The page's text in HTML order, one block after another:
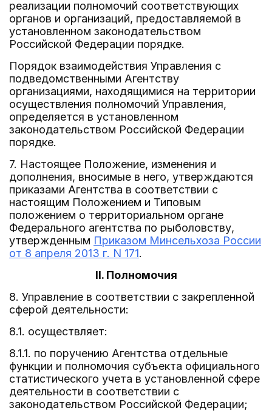
реализации полномочий соответствующих
органов и организаций, предоставляемой в
установленном законодательством
Российской Федерации порядке.
Порядок взаимодействия Управления с
подведомственными Агентству
организациями, находящимися на территории
осуществления полномочий Управления,
определяется в установленном
законодательством Российской Федерации
порядке.
7. Настоящее Положение, изменения и
дополнения, вносимые в него, утверждаются
приказами Агентства в соответствии с
настоящим Положением и Типовым
положением о территориальном органе
Федерального агентства по рыболовству,
утвержденным Приказом Минсельхоза России
от 8 апреля 2013 г. N 171.
II. Полномочия
8. Управление в соответствии с закрепленной
сферой деятельности:
8.1. осуществляет:
8.1.1. по поручению Агентства отдельные
функции и полномочия субъекта официального
статистического учета в установленной сфере
деятельности в соответствии с
законодательством Российской Федерации;